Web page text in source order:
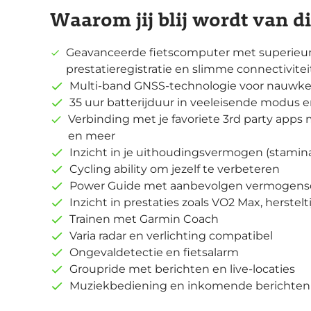
Waarom jij blij wordt van
Geavanceerde fietscomputer met
prestatieregistratie en slimme
Multi-band GNSS-technologie voor
35 uur batterijduur in veeleisende modus
Verbinding met je favoriete 3rd party apps
en meer
Inzicht in je uithoudingsvermogen
Cycling ability om jezelf te verbeteren
Power Guide met aanbevolgen
Inzicht in prestaties zoals VO2 Max,
Trainen met Garmin Coach
Varia radar en verlichting compatibel
Ongevaldetectie en fietsalarm
Groupride met berichten en live-locaties
Muziekbediening en inkomende berichten